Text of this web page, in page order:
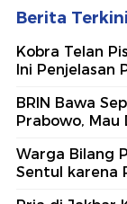
Berita Terkini
Kobra Telan
Ini Penjelasan
BRIN Bawa
Prabowo, Mau
Warga Bilang
Sentul karena